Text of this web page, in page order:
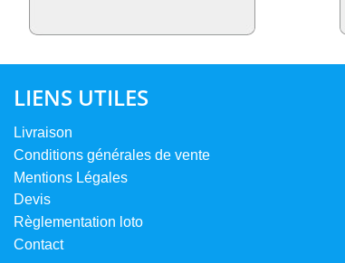
LIENS UTILES
Livraison
Conditions générales de vente
Mentions Légales
Devis
Règlementation loto
Contact